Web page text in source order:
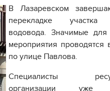
В Лазаревском
перекладке участка
водовода. Значимые для
мероприятия
по улице Павлова.
Специалисты
организации уже